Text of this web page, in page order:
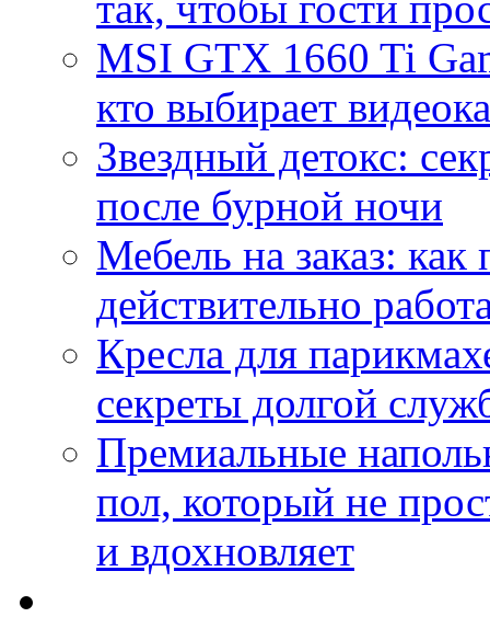
MSI GTX 1660 Ti
кто выбирает
Звездный детокс:
после бурной ночи
Мебель на заказ:
действительно
Кресла для
секреты долгой
Премиальные
пол, который не
и вдохновляет